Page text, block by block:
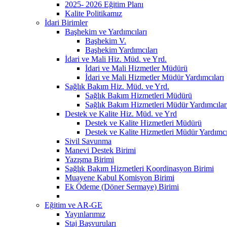
2025- 2026 Eğitim Planı
Kalite Politikamız
İdari Birimler
Başhekim ve Yardımcıları
Başhekim V.
Başhekim Yardımcıları
İdari ve Mali Hiz. Müd. ve Yrd.
İdari ve Mali Hizmetler Müdürü
İdari ve Mali Hizmetler Müdür Yardımcıları
Sağlık Bakım Hiz. Müd. ve Yrd.
Sağlık Bakım Hizmetleri Müdürü
Sağlık Bakım Hizmetleri Müdür
Destek ve Kalite Hiz. Müd. ve Yrd
Destek ve Kalite Hizmetleri Müdürü
Destek ve Kalite Hizmetleri Müdür
Sivil Savunma
Manevi Destek Birimi
Yazışma Birimi
Sağlık Bakım Hizmetleri Koordinasyon Birimi
Muayene Kabul Komisyon Birimi
Ek Ödeme (Döner Sermaye) Birimi
Eğitim ve AR-GE
Yayınlarımız
Staj Başvuruları